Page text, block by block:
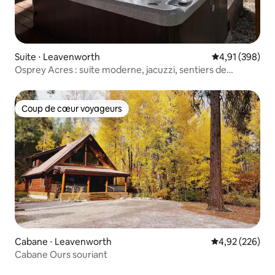
Suite ⋅ Leavenworth Évaluation
4,91 (398)
Osprey Acres : suite moderne, jacuzzi, sentiers de
Coup de cœur voyageurs
Coup de cœur voyageurs
Cabane ⋅ Leavenworth Évaluation
4,92 (226)
Cabane Ours souriant